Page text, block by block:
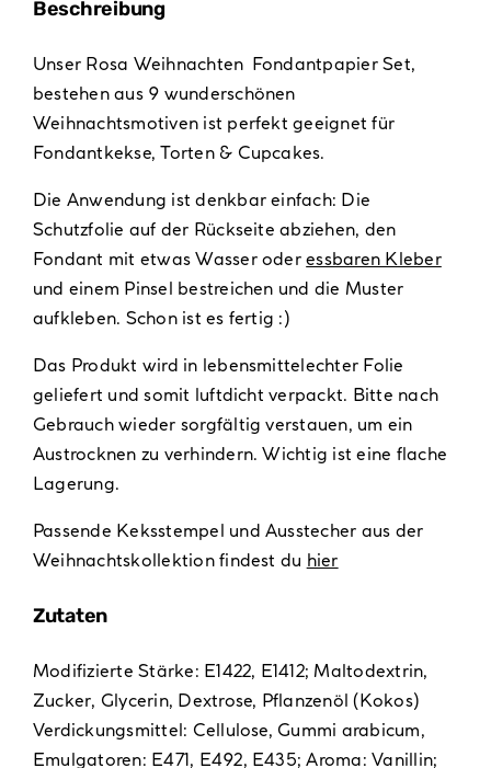
Beschreibung
Unser Rosa Weihnachten Fondantpapier Set,
bestehen aus 9 wunderschönen
Weihnachtsmotiven ist perfekt geeignet für
Fondantkekse, Torten & Cupcakes.
Die Anwendung ist denkbar einfach: Die
Schutzfolie auf der Rückseite abziehen, den
Fondant mit etwas Wasser oderessbaren Kleber
und einem Pinsel bestreichen und die Muster
aufkleben. Schon ist es fertig :)
Das Produkt wird in lebensmittelechter Folie
geliefert und somit luftdicht verpackt. Bitte nach
Gebrauch wieder sorgfältig verstauen, um ein
Austrocknen zu verhindern. Wichtig ist eine flache
Lagerung.
Passende Keksstempel und Ausstecher aus der
Weihnachtskollektion findest du hier
Zutaten
Modifizierte Stärke: E1422, E1412; Maltodextrin,
Zucker, Glycerin, Dextrose, Pflanzenöl (Kokos)
Verdickungsmittel: Cellulose, Gummi arabicum,
Emulgatoren: E471, E492, E435; Aroma: Vanillin;